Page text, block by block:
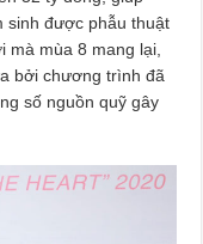
sinh được phẫu thuật
mà mùa 8 mang lại,
bởi chương trình đã
số nguồn quỹ gây